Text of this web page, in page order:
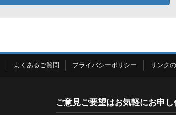
よくあるご質問 プライバシーポリシー リンク
ご意見ご要望はお気軽にお申